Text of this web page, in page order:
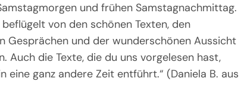
und frühen Samstagnachmittag.
von den schönen Texten, den
Gesprächen und der wunderschönen Aussicht
Auch die Texte, die du uns vorgelesen hast,
eine ganz andere Zeit entführt.“ (Daniela B. aus